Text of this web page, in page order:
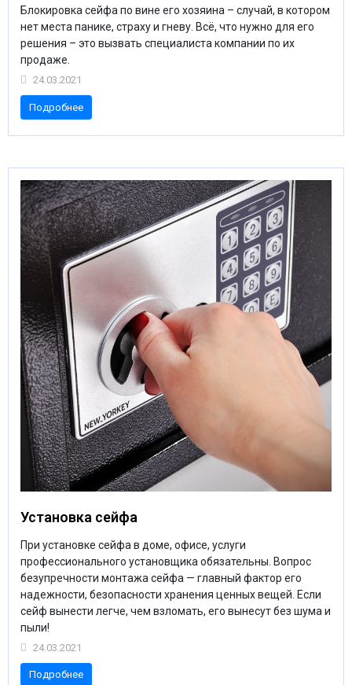
Блокировка сейфа по вине его хозяина – случай, в котором
нет места панике, страху и гневу. Всё, что нужно для его
решения – это вызвать специалиста компании по их
продаже.
24.03.2021
Подробнее
Установка сейфа
При установке сейфа в доме, офисе, услуги
профессионального установщика обязательны. Вопрос
безупречности монтажа сейфа — главный фактор его
надежности, безопасности хранения ценных вещей. Если
сейф вынести легче, чем взломать, его вынесут без шума и
пыли!
24.03.2021
Подробнее